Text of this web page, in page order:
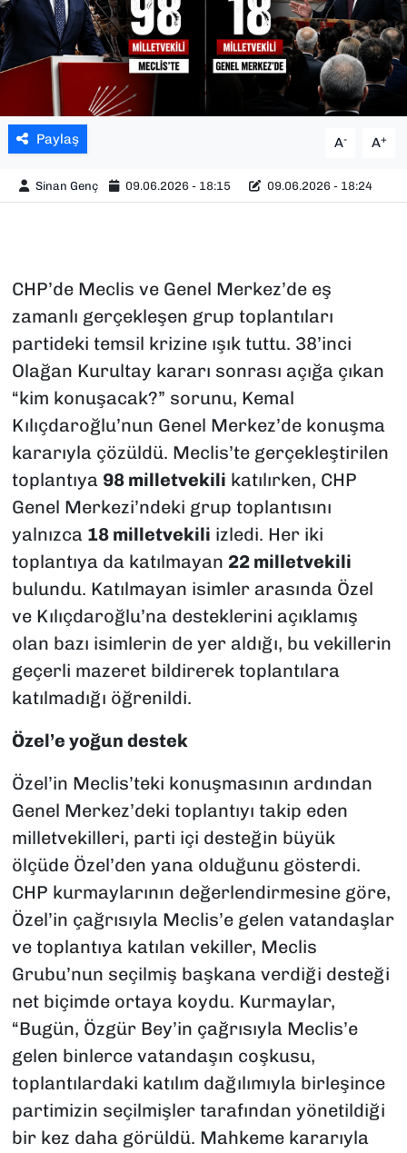
Paylaş A- A+
Sinan Genç 09.06.2026 - 18:15 09.06.2026 - 18:24
CHP’de Meclis ve Genel Merkez’de eş
zamanlı gerçekleşen grup toplantıları
partideki temsil krizine ışık tuttu. 38’inci
Olağan Kurultay kararı sonrası açığa çıkan
“kim konuşacak?” sorunu, Kemal
Kılıçdaroğlu’nun Genel Merkez’de konuşma
kararıyla çözüldü. Meclis’te gerçekleştirilen
toplantıya 98 milletvekili katılırken, CHP
Genel Merkezi’ndeki grup toplantısını
yalnızca 18 milletvekili izledi. Her iki
toplantıya da katılmayan 22 milletvekili
bulundu. Katılmayan isimler arasında Özel
ve Kılıçdaroğlu’na desteklerini açıklamış
olan bazı isimlerin de yer aldığı, bu vekillerin
geçerli mazeret bildirerek toplantılara
katılmadığı öğrenildi.
Özel’e yoğun destek
Özel’in Meclis’teki konuşmasının ardından
Genel Merkez’deki toplantıyı takip eden
milletvekilleri, parti içi desteğin büyük
ölçüde Özel’den yana olduğunu gösterdi.
CHP kurmaylarının değerlendirmesine göre,
Özel’in çağrısıyla Meclis’e gelen vatandaşlar
ve toplantıya katılan vekiller, Meclis
Grubu’nun seçilmiş başkana verdiği desteği
net biçimde ortaya koydu. Kurmaylar,
“Bugün, Özgür Bey’in çağrısıyla Meclis’e
gelen binlerce vatandaşın coşkusu,
toplantılardaki katılım dağılımıyla birleşince
partimizin seçilmişler tarafından yönetildiği
bir kez daha görüldü. Mahkeme kararıyla
YAŞAM
YEREL YÖNETİMLER